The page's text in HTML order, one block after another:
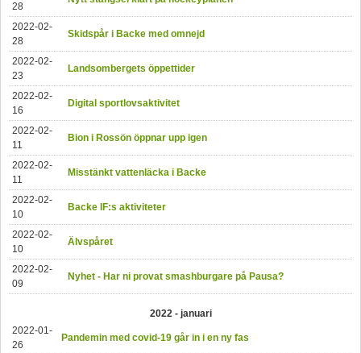
28
2022-02-
28
Skidspår i Backe med omnejd
2022-02-
23
Landsombergets öppettider
2022-02-
16
Digital sportlovsaktivitet
2022-02-
11
Bion i Rossön öppnar upp igen
2022-02-
11
Misstänkt vattenläcka i Backe
2022-02-
10
Backe IF:s aktiviteter
2022-02-
10
Älvspåret
2022-02-
09
Nyhet - Har ni provat smashburgare på Pausa?
2022 - januari
2022-01-
26
Pandemin med covid-19 går in i en ny fas